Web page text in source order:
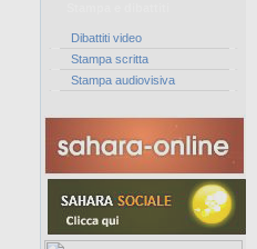
Dibattiti video
Stampa scritta
Stampa audiovisiva